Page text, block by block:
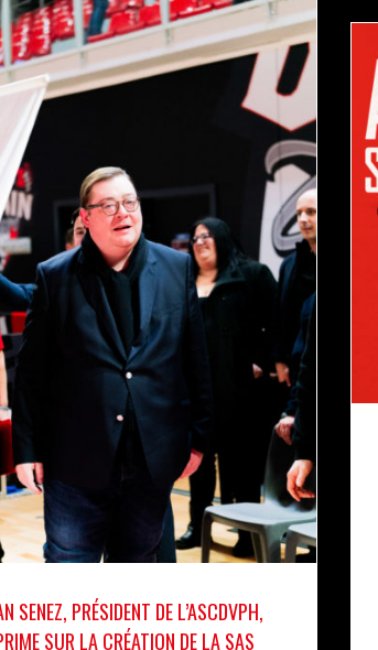
SENEZ, PRÉSIDENT DE L’ASCDVPH,
SUR LA CRÉATION DE LA SAS DENAIN
VOLTAIRE BASKET
actualités
SENEZ, PRÉSIDENT DE L’ASCDVPH,
SUR LA CRÉATION DE LA SAS